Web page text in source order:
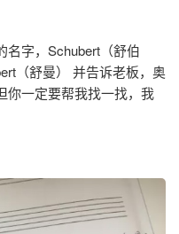
名字，Schubert（舒伯
（舒曼） 并告诉老板，奥
你一定要帮我找一找，我